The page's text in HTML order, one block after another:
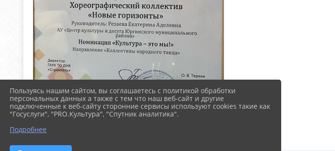
Пользуясь нашим сайтом, вы соглашаетесь с политикой обработки
персональных данных а также с тем что наш веб-сайт и другие
подключенные к веб-сайту сторонние сервисы используют cookies такие как
"Госуслуги", "PRO.Культура", "Спутник аналитика".
Подробнее